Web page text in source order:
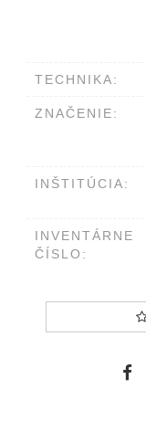
TECHNIKA:
ZNAČENIE:
INŠTITÚCIA:
INVENTÁRNE
ČÍSLO: